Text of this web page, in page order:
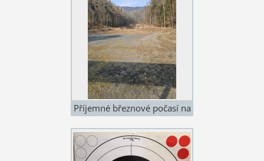
Příjemné březnové počasí na